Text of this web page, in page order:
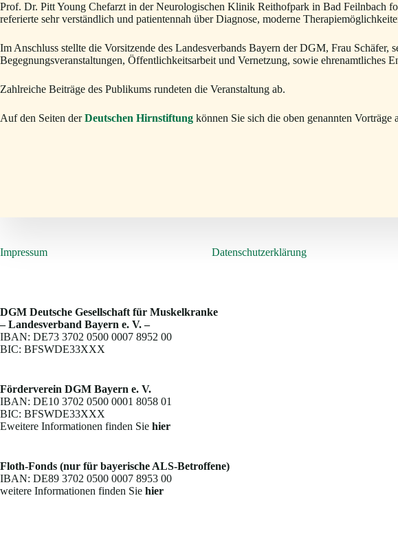
Prof. Dr. Pitt Young Chefarzt in der Neurologischen Klinik Reithofpark in Bad Feilnbach
referierte sehr verständlich und patientennah über Diagnose, moderne
Im Anschluss stellte die Vorsitzende des Landesverbands Bayern der DGM, Frau
Begegnungsveranstaltungen, Öffentlichkeitsarbeit und Vernetzung, sowie ehrenamtliches
Zahlreiche Beiträge des Publikums rundeten die Veranstaltung ab.
Auf den Seiten derDeutschen Hirnstiftung können Sie sich die oben genannten
Impressum Datenschutzerklärung
DGM Deutsche Gesellschaft für Muskelkranke
– Landesverband Bayern e. V. –
IBAN: DE73 3702 0500 0007 8952 00
BIC: BFSWDE33XXX
Förderverein DGM Bayern e. V.
IBAN: DE10 3702 0500 0001 8058 01
BIC: BFSWDE33XXX
Eweitere Informationen finden Sie hier
Floth-Fonds (nur für bayerische ALS-Betroffene)
IBAN: DE89 3702 0500 0007 8953 00
weitere Informationen finden Sie hier